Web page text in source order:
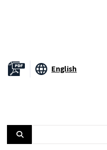
English